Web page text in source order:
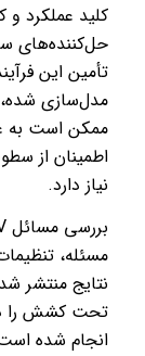
کلید عملکرد
حل‌کننده‌های
تأمین این
ممکن است به
اطمینان از
نیاز دارد.
مسئله،
نتایج منتشر
تحت کشش را
انجام شده